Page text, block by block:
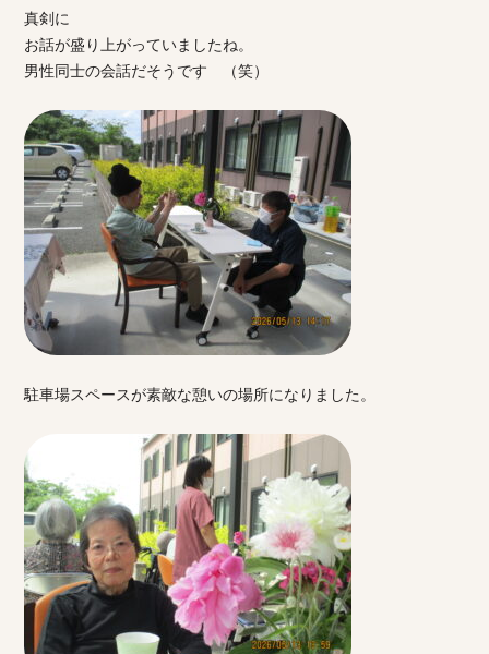
真剣に
お話が盛り上がっていましたね。
男性同士の会話だそうです （笑）
駐車場スペースが素敵な憩いの場所になりました。